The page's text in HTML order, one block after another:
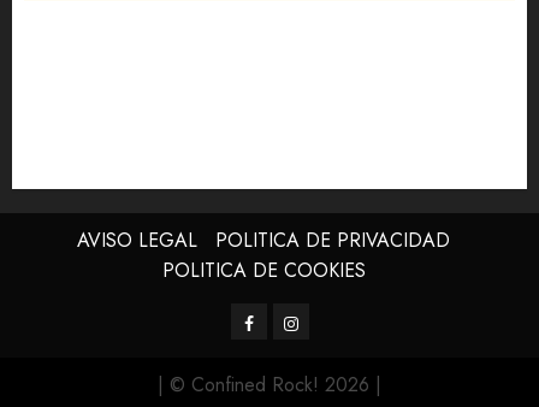
AVISO LEGAL
POLITICA DE PRIVACIDAD
POLITICA DE COOKIES
FacebookInstagram
| © Confined Rock! 2026 |